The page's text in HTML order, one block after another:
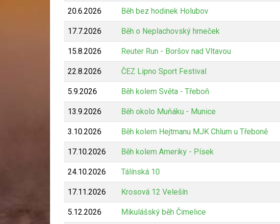
20.6.2026 Běh bez hodinek Holubov
17.7.2026 Běh o Neplachovský hrneček
15.8.2026 Reuter Run - Boršov nad Vltavou
22.8.2026 ČEZ Lipno Sport Festival
5.9.2026 Běh kolem Světa - Třeboň
13.9.2026 Běh okolo Muňáku - Munice
3.10.2026 Běh kolem Hejtmanu MJK Chlum u Třeboně
17.10.2026 Běh kolem Ameriky - Písek
24.10.2026 Tálínská 10
17.11.2026 Krosová 12 Velešín
5.12.2026 Mikulášský běh Čimelice